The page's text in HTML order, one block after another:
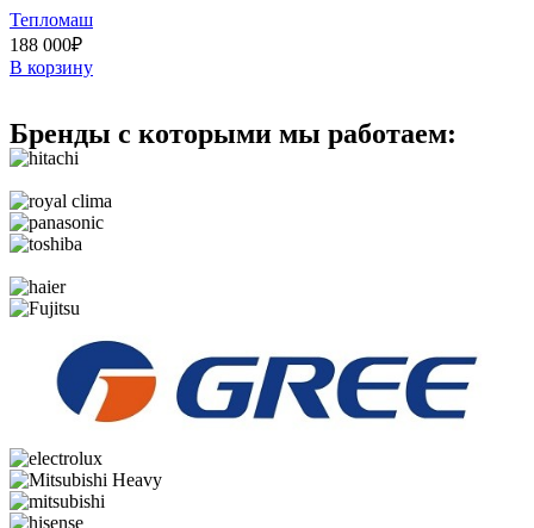
Тепломаш
188 000₽
В корзину
Бренды с которыми мы работаем: